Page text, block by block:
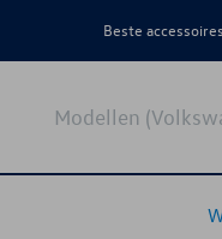
Beste
Modellen